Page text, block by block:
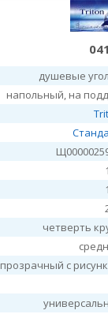
душевые
напольный, на
четверть
прозрачный с